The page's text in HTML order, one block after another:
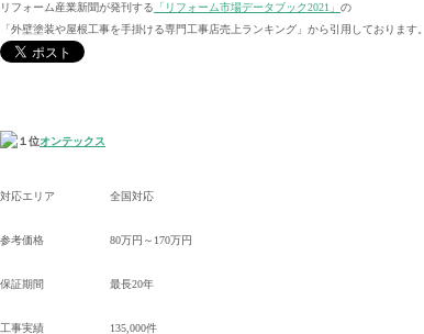
リフォーム産業新聞が発刊する 「リフォーム市場データブック2021」 の
「外壁塗装や屋根工事を手掛ける専門工事店売上ランキング」から引用しております。
オンテックス
対応エリア 全国対応
参考価格 80万円～170万円
保証期間 最長20年
工事実績 135,000件